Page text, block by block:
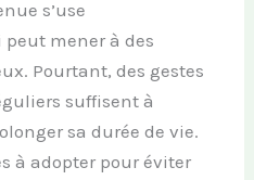
s’use
mener à des
Pourtant, des gestes
suffisent à
sa durée de vie.
à adopter pour éviter